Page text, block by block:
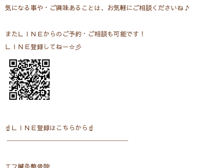
気になる事や・ご興味あることは、お気軽にご相談くださいね♪
またＬＩＮＥからのご予約・ご相談も可能です！
ＬＩＮＥ登録してねー☆彡
☝ＬＩＮＥ登録はこちらから☝
───────────────────